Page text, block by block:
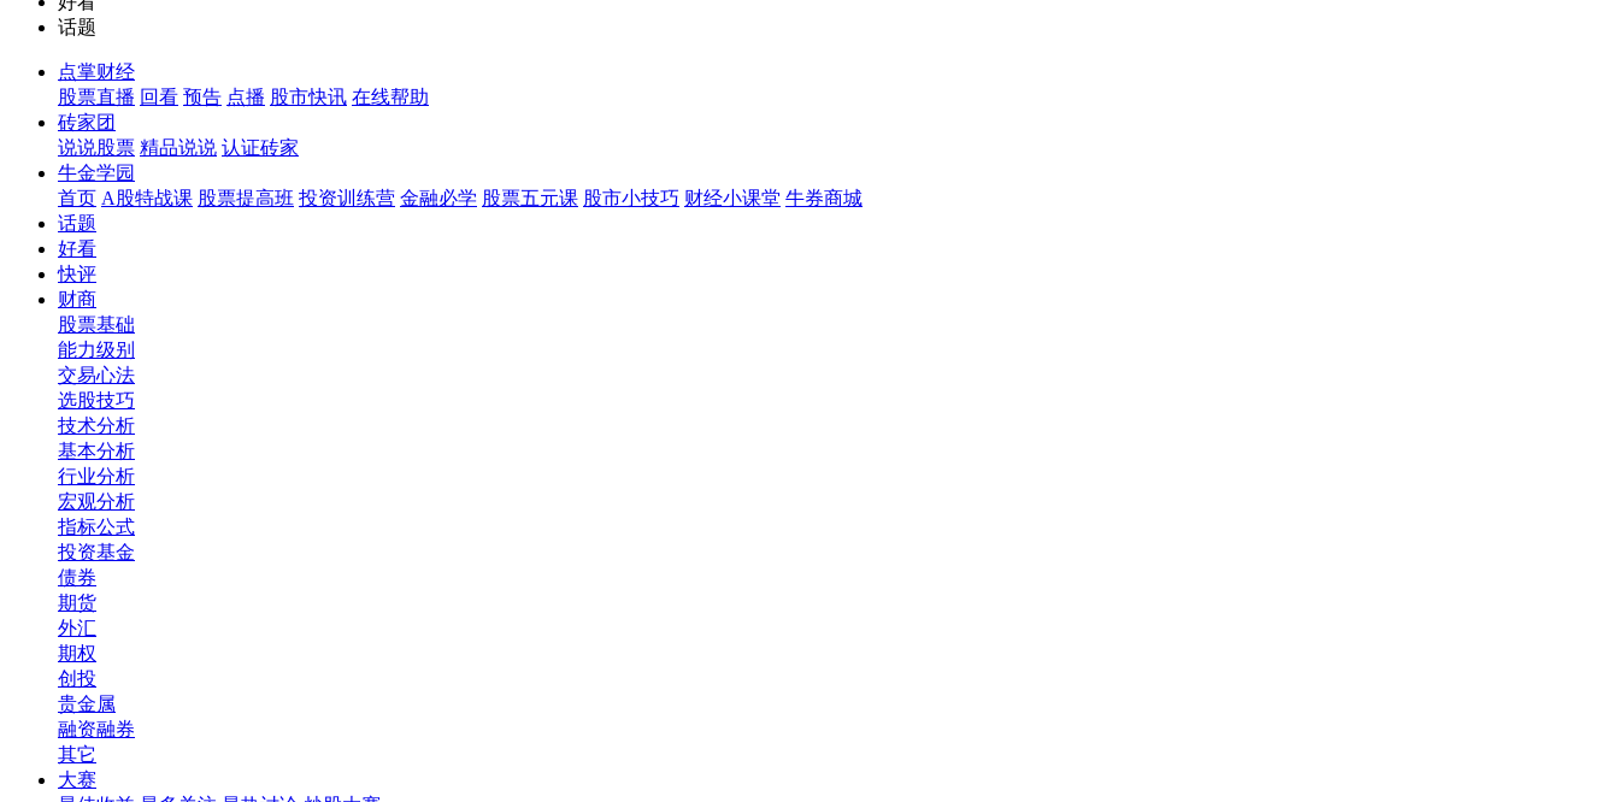
话题
点掌财经
股票直播 回看 预告 点播 股市快讯 在线帮助
砖家团
说说股票 精品说说 认证砖家
牛金学园
首页 A股特战课 股票提高班 投资训练营 金融必学 股票五元课 股市小技巧 财经小课堂 牛券商城
话题
好看
快评
财商
股票基础
能力级别
交易心法
选股技巧
技术分析
基本分析
行业分析
宏观分析
指标公式
投资基金
债券
期货
外汇
期权
创投
贵金属
融资融券
其它
大赛